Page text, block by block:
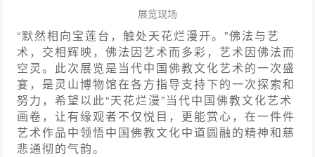
展览现场
“默然相向宝莲台，触处天花烂漫开。”佛法与艺
术，交相辉映，佛法因艺术而多彩，艺术因佛法而
空灵。此次展览是当代中国佛教文化艺术的一次盛
宴，是灵山博物馆在各方指导支持下的一次探索和
努力，希望以此“天花烂漫”当代中国佛教文化艺术
画卷，让有缘观者不仅悦目，更能赏心，在一件件
艺术作品中领悟中国佛教文化中道圆融的精神和慈
悲通彻的气韵。